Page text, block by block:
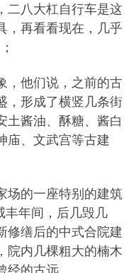
二八大杠自行车是这
，再看看现在，几乎
，他们说，之前的古
，形成了横竖几条街
土酱油、酥糖、酱白
庙、文武宫等古建
场的一座特别的建筑
年间，后几毁几
修缮后的中式合院建
院内几棵粗大的楠木